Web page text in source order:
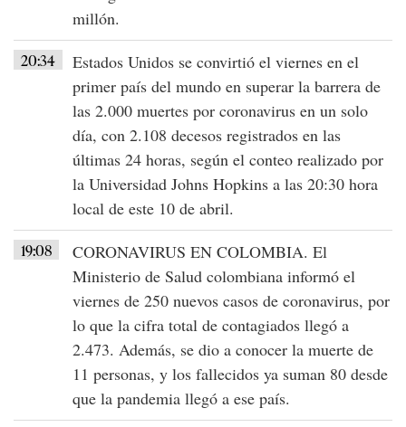
millón.
20:34
Estados Unidos se convirtió el viernes en el
primer país del mundo en superar la barrera de
las 2.000 muertes por coronavirus en un solo
día, con 2.108 decesos registrados en las
últimas 24 horas, según el conteo realizado por
la Universidad Johns Hopkins a las 20:30 hora
local de este 10 de abril.
19:08
CORONAVIRUS EN COLOMBIA. El
Ministerio de Salud colombiana informó el
viernes de 250 nuevos casos de coronavirus, por
lo que la cifra total de contagiados llegó a
2.473. Además, se dio a conocer la muerte de
11 personas, y los fallecidos ya suman 80 desde
que la pandemia llegó a ese país.